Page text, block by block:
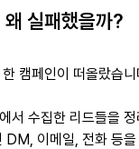
왜 실패했을까?
캠페인이 떠올랐습니
서 수집한 리드들을
이메일, 전화 등